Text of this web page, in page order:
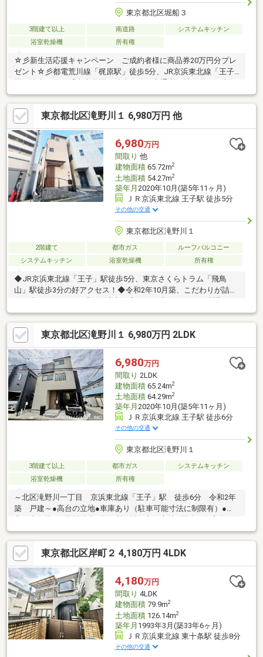
東京都北区堀船３
3階建て以上 南道路
システムキッチン
浴室乾燥機
所有権
☆彡新生活応援キャンペーン ご成約者様に商品券20万円分プレ
ゼント☆彡都電荒川線「梶原駅」徒歩5分、JR京浜東北線「王子
駅」徒歩15分・「上中里駅」徒歩14分の交通利便性に優れた本住
宅。徒歩圏内にはスーパーやコンビニ等がございますので住環境
も良好です。是非一度お気軽にご見学ください。ー TERASS
提携住宅ローン ー 提携金利 『０．８４５％～』【がん保障
特約】【3大疾病保障・5つの重度慢性疾患保障・W入院サポー
ト】【一部繰上返済手数料 0円】etc◇◇◇◇◇TERASSは日経
クロストレンド「未来の市場をつくる100社」に選出されており
ます◇◇◇◇◇
東京都北区滝野川１ 6,980万円 他
6,980万円
間取り 他
建物面積65.72m2
土地面積54.27m2
築年月 2020年10月(築5年11ヶ月)
ＪＲ京浜東北線 王子駅 徒歩5分
その他の交通
東京都北区滝野川１
2階建て 都市ガス
ルーフバルコニー
システムキッチン
浴室乾燥機 所有権
◆JR京浜東北線「王子」駅徒歩5分、東京さくらトラム「飛鳥
山」駅徒歩3分の好アクセス！◆令和2年10月築、こだわりが詰ま
は、おうち時間を快適にする工夫が満載。1F廊下には便利な床下
収納も完備しています。◆雨の日でも安心な浴室乾燥機や、広々
としたルーフバルコニーなど充実の設備。◆小学校まで徒歩2分
（約170m）、コンビニやスーパーも徒歩圏内に揃う、生活利便性
と住環境を兼ね備えた魅力的な立地です！お気軽にお問い合わせ
ください。
東京都北区滝野川１ 6,980万円 2LDK
6,980万円
間取り 2LDK
建物面積65.24m2
土地面積64.29m2
築年月 2020年10月(築5年11ヶ月)
ＪＲ京浜東北線 王子駅 徒歩6分
その他の交通
東京都北区滝野川１
3階建て以上 都市ガス
システムキッチン
浴室乾燥機
所有権
～北区滝野川一丁目 京浜東北線「王子」駅 徒歩6分 令和2年
築 戸建～●高台の立地●車庫あり（駐車可能寸法に制限有）●
和2年10月築●宅配ボックスあり■周辺環境東武ストア王子店まで
約７８０ｍヨークフーズ王子店まで約９９０ｍファミリーマート
滝野川一丁目店まで約３６０ｍスギ薬局西ケ原店まで約８００ｍ
花と森の東京病院まで約７３０ｍポピンズナーサリースクール王
子分園まで約４７０ｍ区立滝野川第三小学校まで約８０ｍ区立飛
鳥中学校まで約７３０ｍ区立飛鳥山公園まで約２２０ｍ
東京都北区岸町２ 4,180万円 4LDK
4,180万円
間取り 4LDK
建物面積79.9m2
土地面積126.14m2
築年月 1993年3月(築33年6ヶ月)
ＪＲ京浜東北線 東十条駅 徒歩8分
その他の交通